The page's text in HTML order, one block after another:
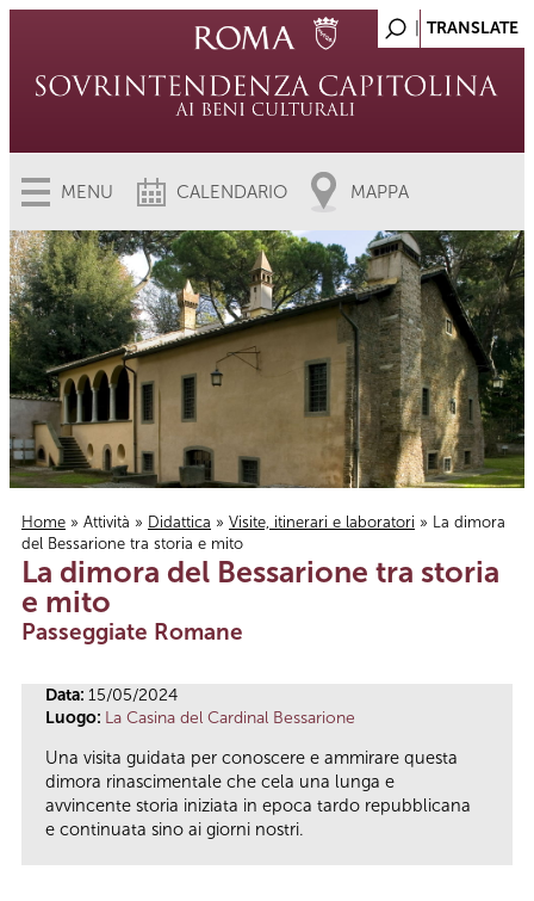
MENU CALENDARIO MAPPA
Tu sei qui
Home » Attività » Didattica » Visite, itinerari e laboratori » La dimora
del Bessarione tra storia e mito
La dimora del Bessarione tra storia
e mito
Passeggiate Romane
Data: 15/05/2024
Luogo: La Casina del Cardinal Bessarione
Una visita guidata per conoscere e ammirare questa
dimora rinascimentale che cela una lunga e
avvincente storia iniziata in epoca tardo repubblicana
e continuata sino ai giorni nostri.